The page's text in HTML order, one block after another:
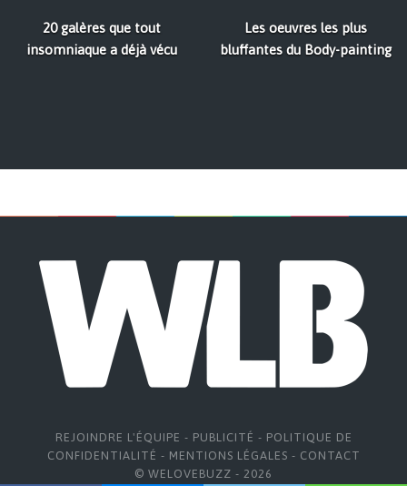
20 galères que tout
insomniaque a déjà vécu
Les oeuvres les plus
bluffantes du Body-painting
REJOINDRE L'ÉQUIPE - PUBLICITÉ - POLITIQUE DE
CONFIDENTIALITÉ - MENTIONS LÉGALES - CONTACT
© WELOVEBUZZ - 2026